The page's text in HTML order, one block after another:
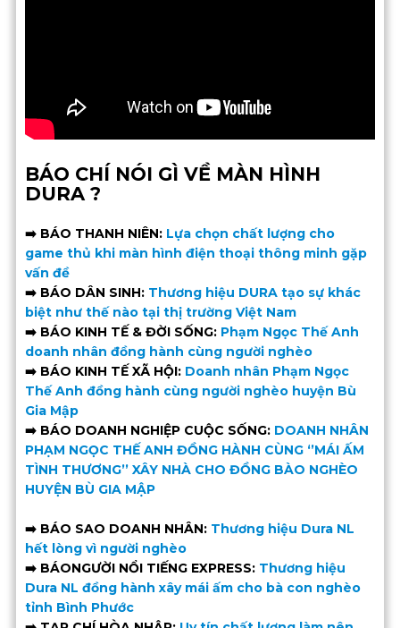
BÁO CHÍ NÓI GÌ VỀ MÀN HÌNH
DURA ?
➡️ BÁO THANH NIÊN: Lựa chọn chất lượng cho
game thủ khi màn hình điện thoại thông minh gặp
vấn đề
➡️ BÁO DÂN SINH: Thương hiệu DURA tạo sự khác
biệt như thế nào tại thị trường Việt Nam
➡️ BÁO KINH TẾ & ĐỜI SỐNG: Phạm Ngọc Thế Anh
doanh nhân đồng hành cùng người nghèo
➡️ BÁO KINH TẾ XÃ HỘI: Doanh nhân Phạm Ngọc
Thế Anh đồng hành cùng người nghèo huyện Bù
Gia Mập
➡️ BÁO DOANH NGHIỆP CUỘC SỐNG: DOANH NHÂN
PHẠM NGỌC THẾ ANH ĐỒNG HÀNH CÙNG ‘’MÁI ẤM
TÌNH THƯƠNG’’ XÂY NHÀ CHO ĐỒNG BÀO NGHÈO
HUYỆN BÙ GIA MẬP
➡️ BÁO SAO DOANH NHÂN: Thương hiệu Dura NL
hết lòng vì người nghèo
➡️ BÁONGƯỜI NỔI TIẾNG EXPRESS: Thương hiệu
Dura NL đồng hành xây mái ấm cho bà con nghèo
tỉnh Bình Phước